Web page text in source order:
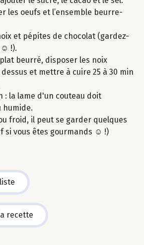
les oeufs et l’ensemble beurre-
et pépites de chocolat (gardez-
☺ !).
beurré, disposer les noix
et mettre à cuire 25 à 30 min
: la lame d'un couteau doit
humide.
froid, il peut se garder quelques
si vous êtes gourmands ☺ !)
recette